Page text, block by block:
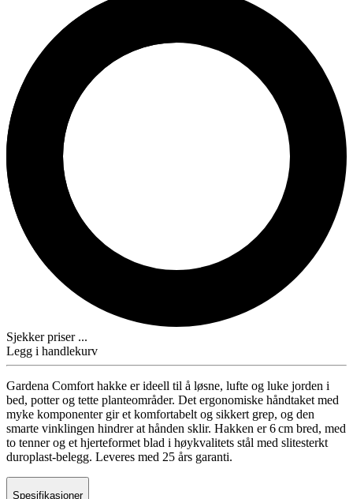
Sjekker priser ...
Legg i handlekurv
Gardena Comfort hakke er ideell til å løsne, lufte og luke jorden i
bed, potter og tette planteområder. Det ergonomiske håndtaket med
myke komponenter gir et komfortabelt og sikkert grep, og den
smarte vinklingen hindrer at hånden sklir. Hakken er 6 cm bred, med
to tenner og et hjerteformet blad i høykvalitets stål med slitesterkt
duroplast-belegg. Leveres med 25 års garanti.
Spesifikasjoner